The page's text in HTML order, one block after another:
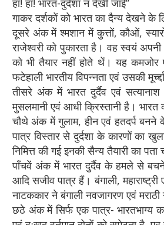
हा! हा! भारत-दुर्दशा न देखी जाई’’
गाकर दर्शकों को भारत का दैन्य देखने के
दूसरे अंक में श्मशान में कुत्तों, कौओं,
राजेश्वरी को पुकारता है। वह स्वयं
को भी तैयार नहीं होते थें। यह कमजोर
फटेहाली भारतीय विपन्नता एवं उसकी
तीसरे अंक में भारत दुर्दैव एवं
मुसलमानी एवं आधी क्रिस्तानी है। भारत
चौथे अंक में गुलाम, हीन एवं हतदर्प बनने
पात्र विस्तार से दुर्दशा के कारणों का
निमित्त की गई इनकी सैन्य तैयारी का
पाँचवें अंक में भारत दुर्दैव के हमले से बचने
आदि सजीव पात्र हैं। बंगाली,
नाटककार ने बंगाली नवजागरण एवं
छठे अंक में सिर्फ एक पात्र- भारतभाग्य